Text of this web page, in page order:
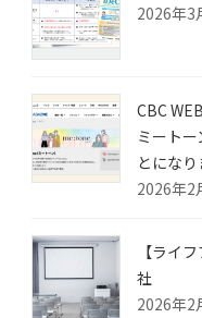
2026年3
CBC
ミート
とにな
2026年2
【ライ
社
2026年2